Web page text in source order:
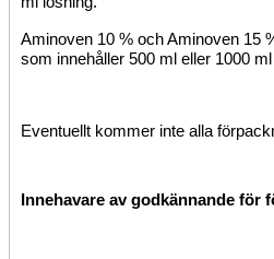
Aminoven 10 % och Aminoven 15
som innehåller 500 ml eller 1000
Eventuellt kommer inte alla
Innehavare av godkännande